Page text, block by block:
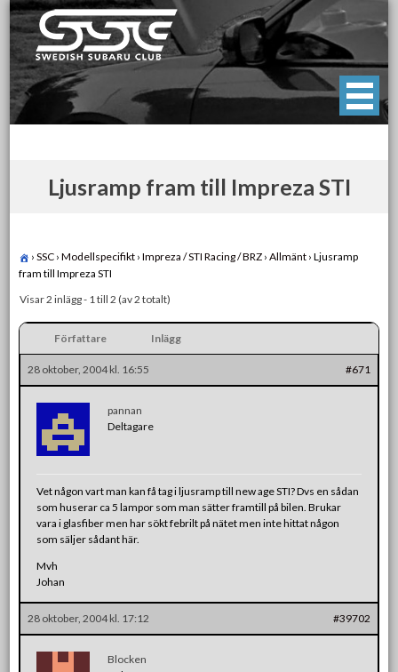
Skip
to
content
Swedish Subaru Club
För oss som älskar Subaru!
Ljusramp fram till Impreza STI
› SSC › Modellspecifikt › Impreza / STI Racing / BRZ › Allmänt › Ljusramp
fram till Impreza STI
Visar 2 inlägg - 1 till 2 (av 2 totalt)
Författare Inlägg
28 oktober, 2004 kl. 16:55 #671
pannan
Deltagare
Vet någon vart man kan få tag i ljusramp till new age STI? Dvs en sådan
som huserar ca 5 lampor som man sätter framtill på bilen. Brukar
vara i glasfiber men har sökt febrilt på nätet men inte hittat någon
som säljer sådant här.
Mvh
Johan
28 oktober, 2004 kl. 17:12 #39702
Blocken